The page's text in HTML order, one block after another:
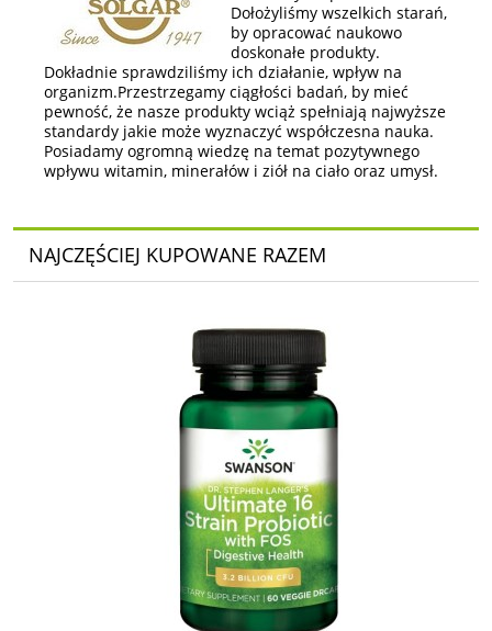
Dołożyliśmy wszelkich starań,
by opracować naukowo
doskonałe produkty.
Dokładnie sprawdziliśmy ich działanie, wpływ na
organizm.Przestrzegamy ciągłości badań, by mieć
pewność, że nasze produkty wciąż spełniają najwyższe
standardy jakie może wyznaczyć współczesna nauka.
Posiadamy ogromną wiedzę na temat pozytywnego
wpływu witamin, minerałów i ziół na ciało oraz umysł.
NAJCZĘŚCIEJ KUPOWANE RAZEM